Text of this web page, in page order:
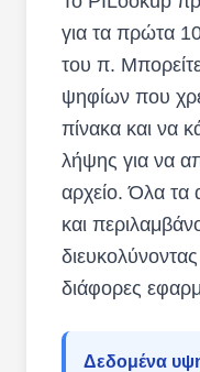
για τα πρώτα
του π.
ψηφίων που
πίνακα και να
λήψης για να
αρχείο. Όλα τα
και
διάφορες
Δεδομένα